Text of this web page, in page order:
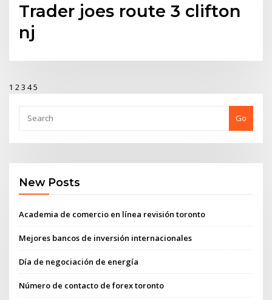
Trader joes route 3 clifton
nj
1 23 45
Go
New Posts
Academia de comercio en línea revisión toronto
Mejores bancos de inversión internacionales
Día de negociación de energía
Número de contacto de forex toronto